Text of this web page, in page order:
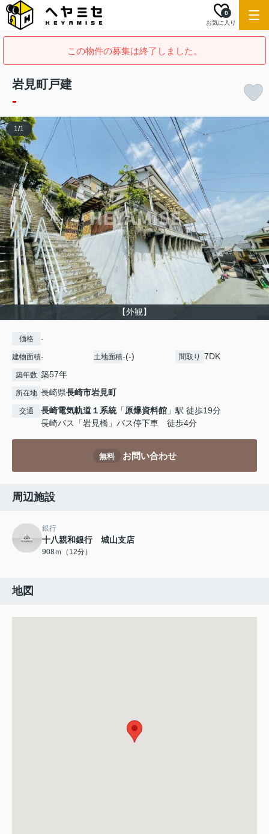
お気に入り
0
この物件の募集は終了しました。
岩見町戸建
-
【外観】
1/1
価格 -
建物面積- 土地面積-(-) 間取り 7DK
築年数 築57年
所在地 長崎県長崎市岩見町
交通 長崎電気軌道１系統「原爆資料館 」駅 徒歩19分
長崎バス「岩見橋」バス停下車 徒歩4分
無料 お問い合わせ
周辺施設
銀行
十八親和銀行 城山支店
908ｍ（12分）
地図